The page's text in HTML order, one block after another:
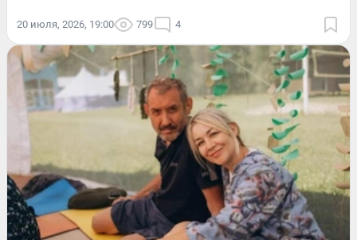
20 июля, 2026, 19:00 799 4